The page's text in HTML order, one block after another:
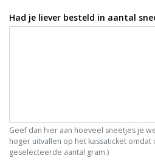
Had je liever besteld in aantal
Geef dan hier aan hoeveel sneetjes je
hoger uitvallen op het kassaticket
geselecteerde aantal gram.)